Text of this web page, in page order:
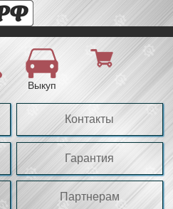
Выкуп
Контакты
Гарантия
Партнерам